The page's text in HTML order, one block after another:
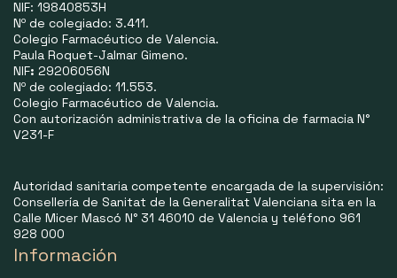
NIF: 19840853H
Nº de colegiado: 3.411.
Colegio Farmacéutico de Valencia.
Paula Roquet-Jalmar Gimeno.
NIF: 29206056N
Nº de colegiado: 11.553.
Colegio Farmacéutico de Valencia.
Con autorización administrativa de la oficina de farmacia N°
V231-F
Autoridad sanitaria competente encargada de la supervisión:
Consellería de Sanitat de la Generalitat Valenciana sita en la
Calle Micer Mascó N° 31 46010 de Valencia y teléfono 961
928 000
Información